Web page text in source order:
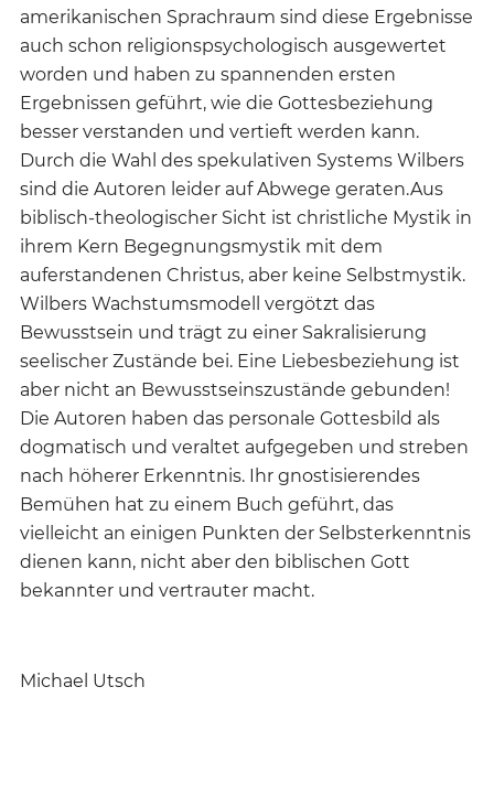
amerikanischen Sprachraum sind diese Ergebnisse
auch schon religionspsychologisch ausgewertet
worden und haben zu spannenden ersten
Ergebnissen geführt, wie die Gottesbeziehung
besser verstanden und vertieft werden kann.
Durch die Wahl des spekulativen Systems Wilbers
sind die Autoren leider auf Abwege geraten.Aus
biblisch-theologischer Sicht ist christliche Mystik in
ihrem Kern Begegnungsmystik mit dem
auferstandenen Christus, aber keine Selbstmystik.
Wilbers Wachstumsmodell vergötzt das
Bewusstsein und trägt zu einer Sakralisierung
seelischer Zustände bei. Eine Liebesbeziehung ist
aber nicht an Bewusstseinszustände gebunden!
Die Autoren haben das personale Gottesbild als
dogmatisch und veraltet aufgegeben und streben
nach höherer Erkenntnis. Ihr gnostisierendes
Bemühen hat zu einem Buch geführt, das
vielleicht an einigen Punkten der Selbsterkenntnis
dienen kann, nicht aber den biblischen Gott
bekannter und vertrauter macht.
Michael Utsch